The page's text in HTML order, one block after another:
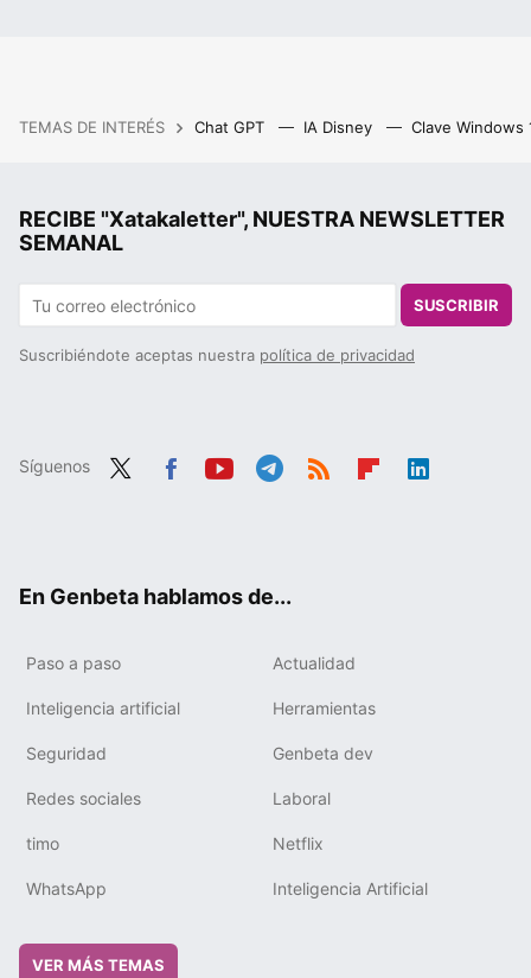
TEMAS DE INTERÉS Chat GPT IA Disney Clave Windows
RECIBE "Xatakaletter", NUESTRA NEWSLETTER
SEMANAL
SUSCRIBIR
Suscribiéndote aceptas nuestra política de privacidad
Síguenos
En Genbeta hablamos de...
Paso a paso Actualidad
Inteligencia artificial Herramientas
Seguridad Genbeta dev
Redes sociales Laboral
timo Netflix
WhatsApp Inteligencia Artificial
VER MÁS TEMAS